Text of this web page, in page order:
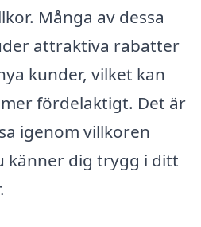
Många av dessa
attraktiva rabatter
kunder, vilket kan
fördelaktigt. Det är
igenom villkoren
känner dig trygg i ditt